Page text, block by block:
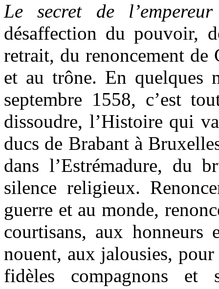
Le secret de l’empereur
désaffection du pouvoir,
retrait, du renoncement
et au trône. En quelques
septembre 1558, c’est
dissoudre, l’Histoire qui
ducs de Brabant à
dans l’Estrémadure, du
silence religieux.
guerre et au monde,
courtisans, aux honneurs
nouent, aux jalousies,
fidèles compagnons